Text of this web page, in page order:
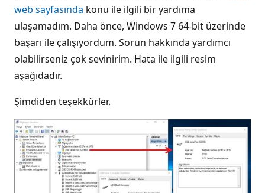
web sayfasında konu ile ilgili bir yardıma
ulaşamadım. Daha önce, Windows 7 64-bit üzerinde
başarı ile çalışıyordum. Sorun hakkında yardımcı
olabilirseniz çok sevinirim. Hata ile ilgili resim
aşağıdadır.
Şimdiden teşekkürler.